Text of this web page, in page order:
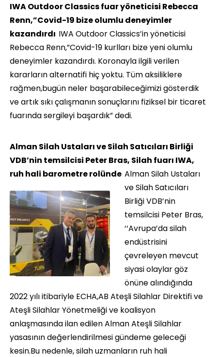
IWA Outdoor Classics fuar yöneticisi Rebecca
Renn,”Covid-19 bize olumlu deneyimler
kazandırdı IWA Outdoor Classics’in yöneticisi
Rebecca Renn,”Covid-19 kurlları bize yeni olumlu
deneyimler kazandırdı. Koronayla ilgili verilen
kararların alternatifi hiç yoktu. Tüm aksiliklere
rağmen,bugün neler başarabileceğimizi gösterdik
ve artık sıkı çalışmanın sonuçlarını fiziksel bir ticaret
fuarında sergileyi başardık” dedi.
Alman Silah Ustaları ve Silah Satıcıları Birliği
VDB’nin temsilcisi Peter Bras, Silah fuarı IWA,
ruh hali barometre rolünde Alman Silah Ustaları
ve Silah Satıcıları
Birliği VDB’nin
temsilcisi Peter Bras,
‘‘Avrupa’da silah
endüstrisini
çevreleyen mevcut
siyasi olaylar göz
önüne alındığında
2022 yılı itibariyle ECHA,AB Ateşli Silahlar Direktifi ve
Ateşli Silahlar Yönetmeliği ve koalisyon
anlaşmasında ilan edilen Alman Ateşli Silahlar
yasasının değerlendirilmesi gündeme geleceği
kesin.Bu nedenle, silah uzmanların ruh hali